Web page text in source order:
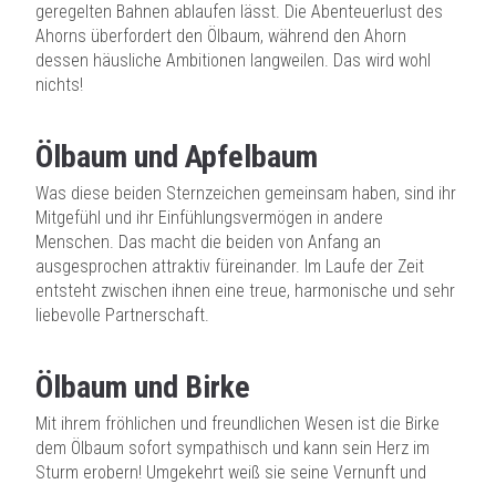
geregelten Bahnen ablaufen lässt. Die Abenteuerlust des
Ahorns überfordert den Ölbaum, während den Ahorn
dessen häusliche Ambitionen langweilen. Das wird wohl
nichts!
Ölbaum und Apfelbaum
Was diese beiden Sternzeichen gemeinsam haben, sind ihr
Mitgefühl und ihr Einfühlungsvermögen in andere
Menschen. Das macht die beiden von Anfang an
ausgesprochen attraktiv füreinander. Im Laufe der Zeit
entsteht zwischen ihnen eine treue, harmonische und sehr
liebevolle Partnerschaft.
Ölbaum und Birke
Mit ihrem fröhlichen und freundlichen Wesen ist die Birke
dem Ölbaum sofort sympathisch und kann sein Herz im
Sturm erobern! Umgekehrt weiß sie seine Vernunft und